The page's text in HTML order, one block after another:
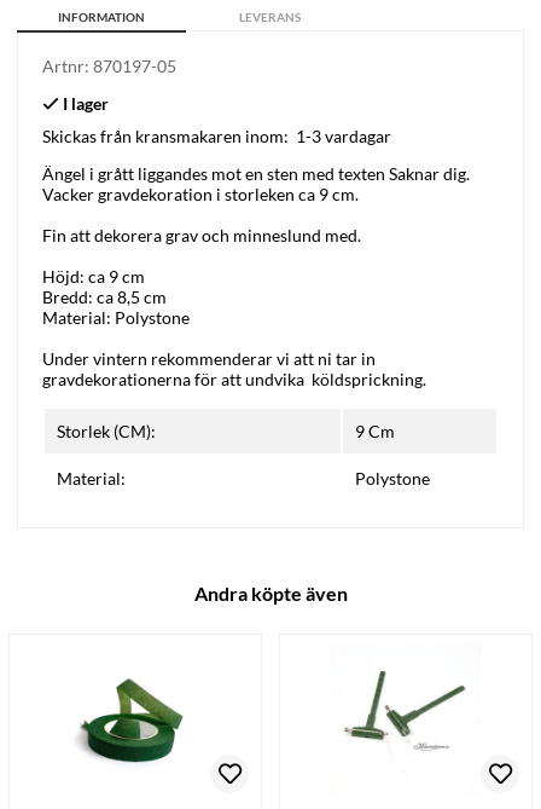
INFORMATION LEVERANS
Artnr: 870197-05
Skickas från kransmakaren inom: 1-3 vardagar
Ängel i grått liggandes mot en sten med texten Saknar dig.
Vacker gravdekoration i storleken ca 9 cm.
Fin att dekorera grav och minneslund med.
Höjd: ca 9 cm
Bredd: ca 8,5 cm
Material: Polystone
Under vintern rekommenderar vi att ni tar in
gravdekorationerna för att undvika köldsprickning.
Storlek (CM): 9 Cm
Material: Polystone
Andra köpte även